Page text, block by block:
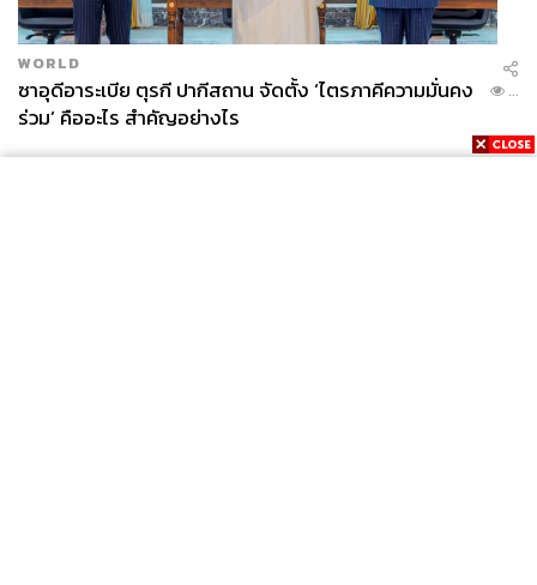
WORLD
ซาอุดีอาระเบีย ตุรกี ปากีสถาน จัดตั้ง ‘ไตรภาคีความมั่นคง
ร่วม’ คืออะไร สำคัญอย่างไร
...